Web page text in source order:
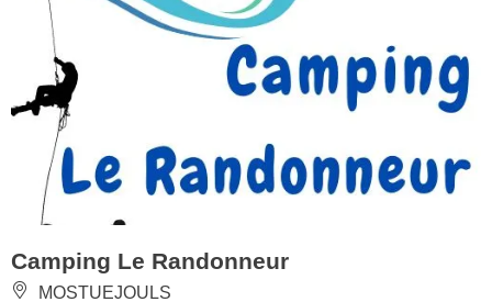
Camping Le Randonneur
MOSTUEJOULS